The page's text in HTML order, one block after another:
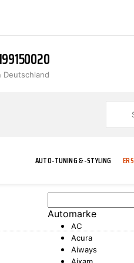
Deutschland
AUTO-TUNING & -STYLING
Automarke
AC
Acura
Aiways